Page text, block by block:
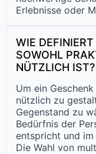
Erlebnisse oder
WIE
SOWOHL
NÜTZLICH IST?
Um ein
nützlich zu
Gegenstand zu
Bedürfnis der
entspricht und
Die Wahl von